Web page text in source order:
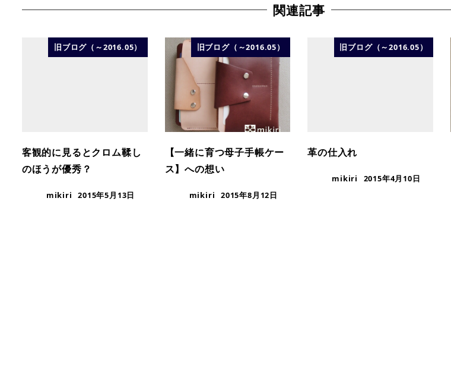
関連記事
旧ブログ（～2016.05）
客観的に見るとクロム鞣し
のほうが優秀？
mikiri 2015年5月13日
旧ブログ（～2016.05）
【一緒に育つ母子手帳ケー
ス】への想い
mikiri 2015年8月12日
旧ブログ（～2016.05）
革の仕入れ
mikiri 2015年4月10日